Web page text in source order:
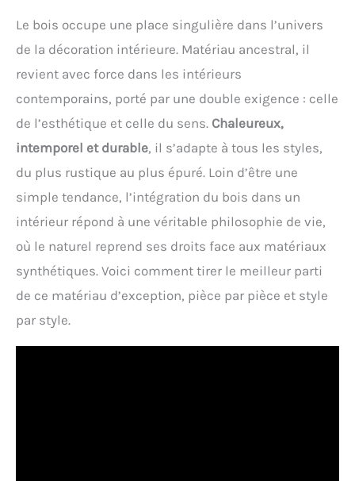
Le bois occupe une place singulière dans l’univers
de la décoration intérieure. Matériau ancestral, il
revient avec force dans les intérieurs
contemporains, porté par une double exigence : celle
de l’esthétique et celle du sens. Chaleureux,
intemporel et durable, il s’adapte à tous les styles,
du plus rustique au plus épuré. Loin d’être une
simple tendance, l’intégration du bois dans un
intérieur répond à une véritable philosophie de vie,
où le naturel reprend ses droits face aux matériaux
synthétiques. Voici comment tirer le meilleur parti
de ce matériau d’exception, pièce par pièce et style
par style.